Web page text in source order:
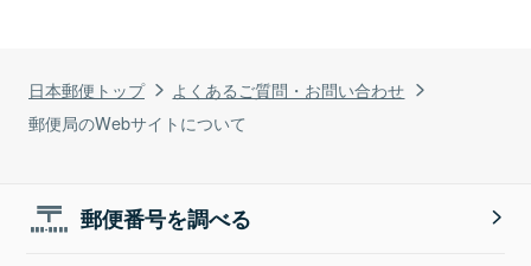
日本郵便トップ
よくあるご質問・お問い合わせ
郵便局のWebサイトについて
郵便番号を調べる